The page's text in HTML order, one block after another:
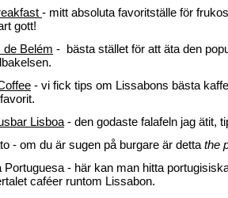
- mitt absoluta favoritställe för
gott!
de Belém - bästa stället för att äta den
- vi fick tips om Lissabons bästa
Lisboa - den godaste falafeln jag ätit,
- om du är sugen på burgare är detta the
Portuguesa - här kan man hitta
caféer runtom Lissabon.